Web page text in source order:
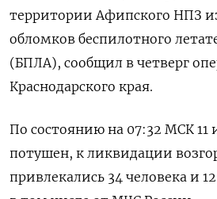
территории Афипского НПЗ
‌обломков беспилотного
(БПЛА), сообщил в четверг
Краснодарского края.
По состоянию ​на ​07:32 ​МСК
‌потушен, к ликвидации
привлекались 34 человека и